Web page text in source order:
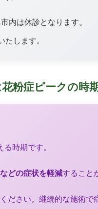
内は休診となります。
します。
粉症ピークの時期
る時期です。
どの症状を軽減すること
ださい。継続的な施術で